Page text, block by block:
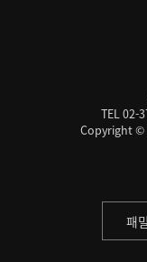
TEL 02-
Copyright ©
패